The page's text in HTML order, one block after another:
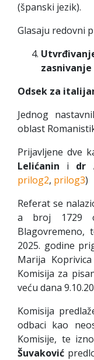
(španski jezik).
Glasaju redovni
Odsek za
Jednog
oblast
Prijavljene dve
Lelićanin i dr
prilog2, prilog3)
Referat se
a broj 1729
Blagovremeno,
2025. godine
Marija
Komisija za
veću dana
Komisija
odbaci kao
Komisije, te
Šuvaković